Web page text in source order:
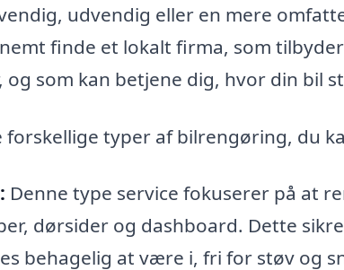
udvendig eller en mere
finde et lokalt firma, som
som kan betjene dig, hvor din bil
forskellige typer af bilrengøring, du
Denne type service fokuserer på at
dørsider og dashboard. Dette
behagelig at være i, fri for støv og